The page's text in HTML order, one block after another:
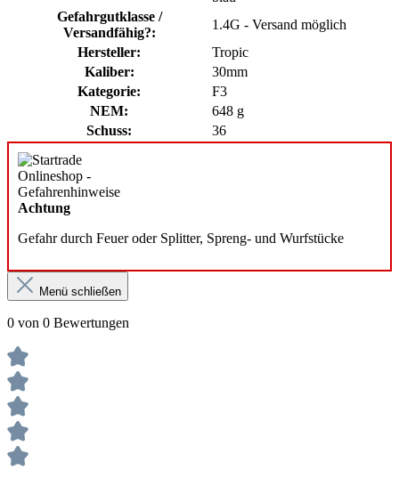
Gefahrgutklasse /
Versandfähig?:
1.4G - Versand möglich
Hersteller:
Tropic
Kaliber:
30mm
Kategorie:
F3
NEM:
648 g
Schuss:
36
Achtung
Gefahr durch Feuer oder Splitter, Spreng- und Wurfstücke
Menü schließen
0 von 0 Bewertungen